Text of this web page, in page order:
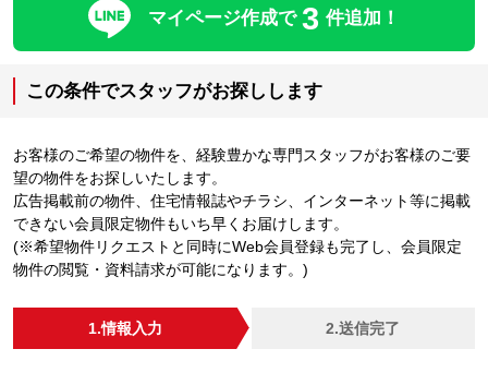
マイページ作成で 3 件追加！
この条件でスタッフがお探しします
お客様のご希望の物件を、経験豊かな専門スタッフがお客様のご要
望の物件をお探しいたします。
広告掲載前の物件、住宅情報誌やチラシ、インターネット等に掲載
できない会員限定物件もいち早くお届けします。
(※希望物件リクエストと同時にWeb会員登録も完了し、会員限定
物件の閲覧・資料請求が可能になります。)
1.情報入力 2.送信完了